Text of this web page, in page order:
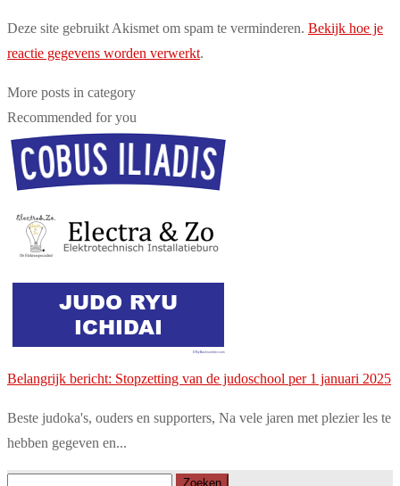
Deze site gebruikt Akismet om spam te verminderen. Bekijk hoe je
reactie gegevens worden verwerkt.
More posts in category
Recommended for you
Belangrijk bericht: Stopzetting van de judoschool per 1 januari 2025
Beste judoka's, ouders en supporters, Na vele jaren met plezier les te
hebben gegeven en...